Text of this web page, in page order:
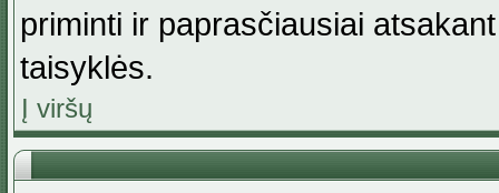
priminti ir paprasčiausiai
taisyklės.
Į viršų